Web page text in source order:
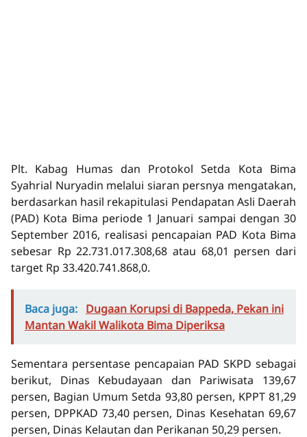
Plt. Kabag Humas dan Protokol Setda Kota Bima
Syahrial Nuryadin melalui siaran persnya mengatakan,
berdasarkan hasil rekapitulasi Pendapatan Asli Daerah
(PAD) Kota Bima periode 1 Januari sampai dengan 30
September 2016, realisasi pencapaian PAD Kota Bima
sebesar Rp 22.731.017.308,68 atau 68,01 persen dari
target Rp 33.420.741.868,0.
Baca juga: Dugaan Korupsi di Bappeda, Pekan ini
Mantan Wakil Walikota Bima Diperiksa
Sementara persentase pencapaian PAD SKPD sebagai
berikut, Dinas Kebudayaan dan Pariwisata 139,67
persen, Bagian Umum Setda 93,80 persen, KPPT 81,29
persen, DPPKAD 73,40 persen, Dinas Kesehatan 69,67
persen, Dinas Kelautan dan Perikanan 50,29 persen.